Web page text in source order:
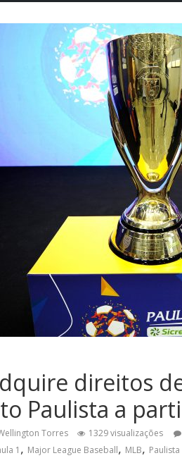
direitos
Paulista a
Torres 1329 visualizações
1 , Major League Baseball, MLB,